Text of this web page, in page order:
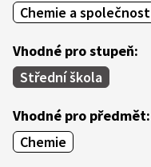
Chemie a společnost
Vhodné pro stupeň:
Střední škola
Vhodné pro předmět:
Chemie